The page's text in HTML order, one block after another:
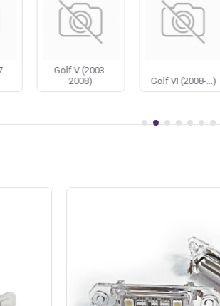
ассортимента аксессуаров
достаточно написать нам,
Golf V (2003-
2008)
Golf VI (2008-...)